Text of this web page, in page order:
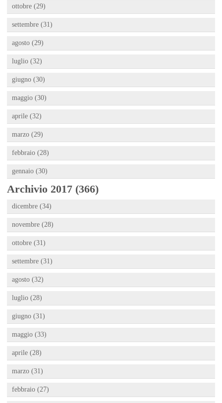
ottobre (29)
settembre (31)
agosto (29)
luglio (32)
giugno (30)
maggio (30)
aprile (32)
marzo (29)
febbraio (28)
gennaio (30)
Archivio 2017 (366)
dicembre (34)
novembre (28)
ottobre (31)
settembre (31)
agosto (32)
luglio (28)
giugno (31)
maggio (33)
aprile (28)
marzo (31)
febbraio (27)